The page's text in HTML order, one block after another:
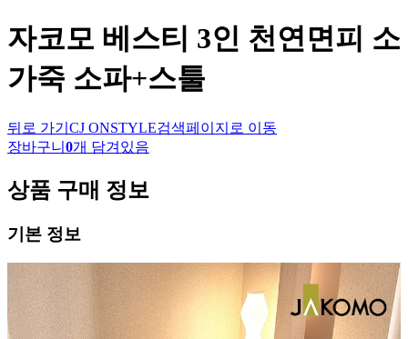
자코모 베스티 3인 천연면피 소
가죽 소파+스툴
뒤로 가기 CJ ONSTYLE검색페이지로 이동
장바구니 0개 담겨있음
상품 구매 정보
기본 정보